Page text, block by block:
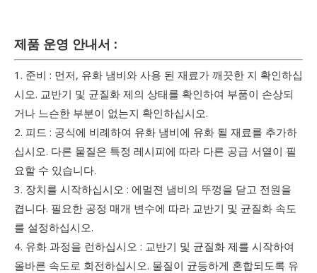
제품 운영 안내서 :
1. 준비 : 먼저, 유화 냄비와 사용 된 재료가 깨끗한 지 확인하십
시오. 교반기 및 균질화 제의 상태를 확인하여 부품이 손상되
거나 느슨한 부분이 없는지 확인하십시오.
2. 피드 : 공식에 비례하여 유화 냄비에 유화 될 재료를 추가하
십시오. 다른 물질은 특정 레시피에 따라 다른 공급 서열이 필
요할 수 있습니다.
3. 장치를 시작하십시오 : 에멀젼 냄비의 뚜껑을 닫고 전원을
켭니다. 필요한 공정 매개 변수에 따라 교반기 및 균질화 속도
를 설정하십시오.
4. 유화 과정을 런하십시오 : 교반기 및 균질화 제를 시작하여
올바른 속도로 회전하십시오. 물질이 균등하게 혼합되도록 유